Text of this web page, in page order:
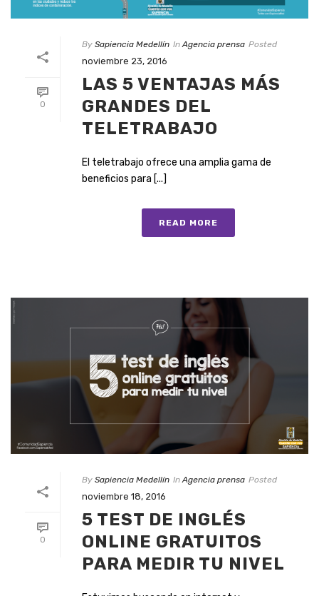
0
By Sapiencia Medellín In Agencia prensa Posted
noviembre 23, 2016
LAS 5 VENTAJAS MÁS
GRANDES DEL
TELETRABAJO
El teletrabajo ofrece una amplia gama de
beneficios para [...]
READ MORE
0
By Sapiencia Medellín In Agencia prensa Posted
noviembre 18, 2016
5 TEST DE INGLÉS
ONLINE GRATUITOS
PARA MEDIR TU NIVEL